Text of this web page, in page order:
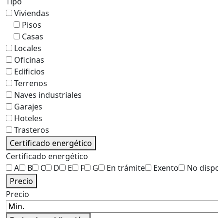
Viviendas
Pisos
Casas
Locales
Oficinas
Edificios
Terrenos
Naves industriales
Garajes
Hoteles
Trasteros
Certificado energético
Certificado energético
A
B C D E F G En trámite Exento
No
Precio
Precio